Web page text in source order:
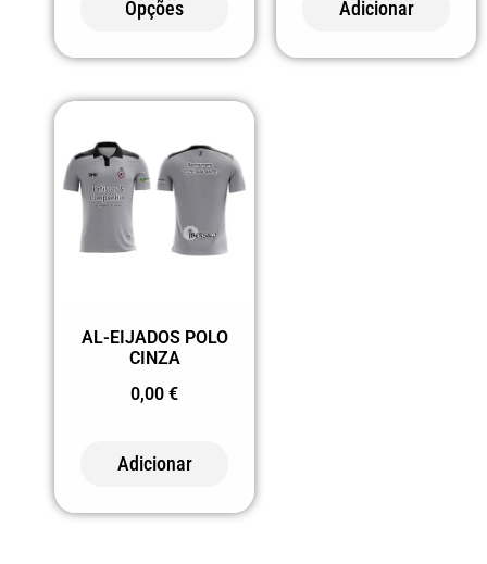
Opções Adicionar
AL-EIJADOS POLO
CINZA
0,00 €
Adicionar